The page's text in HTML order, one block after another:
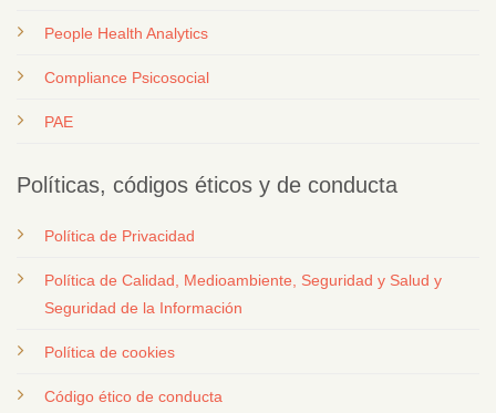
People Health Analytics
Compliance Psicosocial
PAE
Políticas, códigos éticos y de conducta
Política de Privacidad
Política de Calidad, Medioambiente, Seguridad y Salud y
Seguridad de la Información
Política de cookies
Código ético de conducta